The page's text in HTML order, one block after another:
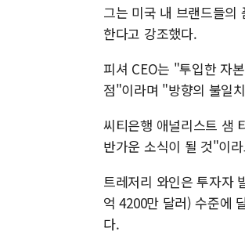
그는 미국 내 브랜드들
한다고 강조했다.
피셔 CEO는 "투입한 자
점"이라며 "방향의 불일
씨티은행 애널리스트 샘
반가운 소식이 될 것"이
트레저리 와인은 투자자
억 4200만 달러) 수준에
다.